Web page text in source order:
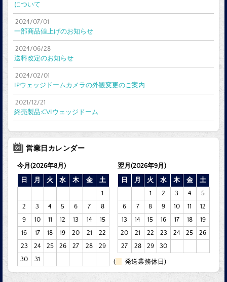
について
2024/07/01
一部商品値上げのお知らせ
2024/06/28
送料改定のお知らせ
2024/02/01
IPウェッジドームカメラの外観変更のご案内
2021/12/21
終売製品:CVIウェッジドーム
営業日カレンダー
今月(2026年8月)
日
月 火 水 木 金
土
1
2
3 4 5 6 7
8
9
10 11 12 13 14
15
16
17 18 19 20 21
22
23
24 25 26 27 28
29
30
31
翌月(2026年9月)
日
月 火 水 木 金
土
1
2 3 4
5
6
7 8 9 10 11
12
13
14 15 16 17 18
19
20
21 22 23 24 25
26
27
28 29 30
( 発送業務休日)